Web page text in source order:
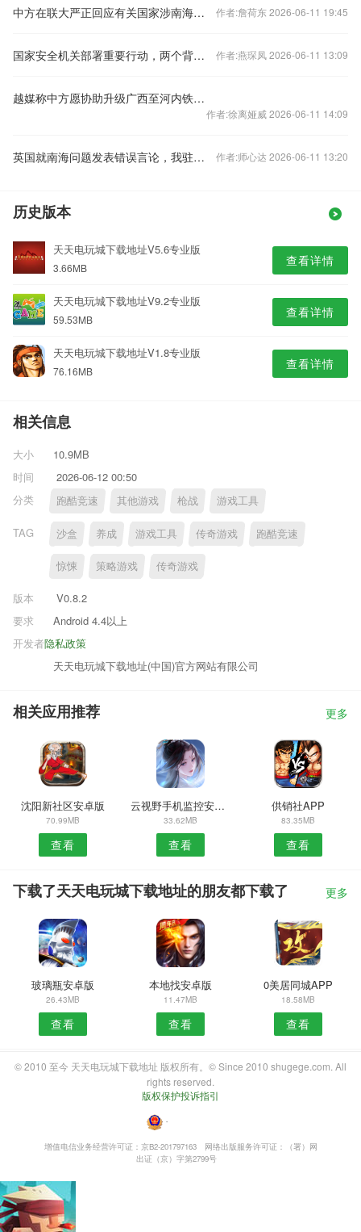
中方在联大严正回应有关国家涉南海问题错误言论 作者:詹荷东 2026-06-11 19:45
国家安全机关部署重要行动，两个背景值得关注 作者:燕琛凤 2026-06-11 13:09
越媒称中方愿协助升级广西至河内铁路交通，外交部回应
作者:徐离娅威 2026-06-11 14:09
英国就南海问题发表错误言论，我驻英使馆：提出严正交涉 作者:师心达 2026-06-11 13:20
历史版本
天天电玩城下载地址V5.6专业版
3.66MB 查看详情
天天电玩城下载地址V9.2专业版
59.53MB 查看详情
天天电玩城下载地址V1.8专业版
76.16MB 查看详情
相关信息
大小
10.9MB
时间
2026-06-12 00:50
分类
跑酷竞速 其他游戏 枪战 游戏工具
TAG 沙盒 养成 游戏工具 传奇游戏 跑酷竞速
惊悚 策略游戏 传奇游戏
版本
V0.8.2
要求
Android 4.4以上
隐私政策
开发者
天天电玩城下载地址(中国)官方网站有限公司
相关应用推荐 更多
沈阳新社区安卓版
70.99MB
查看
云视野手机监控安卓版
33.62MB
查看
供销社APP
83.35MB
查看
下载了天天电玩城下载地址的朋友都下载了 更多
玻璃瓶安卓版
26.43MB
查看
本地找安卓版
11.47MB
查看
0美居同城APP
18.58MB
查看
© 2010 至今 天天电玩城下载地址 版权所有。© Since 2010 shugege.com. All
rights reserved.
版权保护投诉指引
・
增值电信业务经营许可证：京B2-201797163
网络出版服务许可证：（署）网
出证（京）字第2799号